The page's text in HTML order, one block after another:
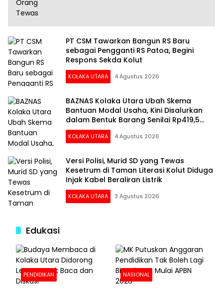
PT CSM Tawarkan Bangun RS Baru
sebagai Pengganti RS Patoa, Begini
Respons Sekda Kolut
KOLAKA UTARA 4 Agustus 2026
BAZNAS Kolaka Utara Ubah Skema
Bantuan Modal Usaha, Kini Disalurkan
dalam Bentuk Barang Senilai Rp419,5
Juta
KOLAKA UTARA 4 Agustus 2026
Versi Polisi, Murid SD yang Tewas
Kesetrum di Taman Literasi Kolut Diduga
Injak Kabel Beraliran Listrik
KOLAKA UTARA 3 Agustus 2026
Edukasi
PENDIDIKAN NASIONAL